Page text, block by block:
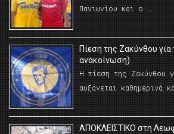
Πανιωνίου και ο …
Πίεση της Ζακύνθου
ανακοίνωση)
Η πίεση της Ζακύνθου
αυξάνεται καθημερινά
AΠΟΚΛΕΙΣΤΙΚΟ στη